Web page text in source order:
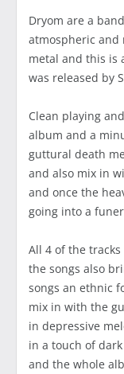
Dryom are a
atmospheric and
metal and this is
was released by
Clean playing
album and a
guttural death
and also mix in
and once the
going into a
All 4 of the
the songs also
songs an ethnic
mix in with the
in depressive
in a touch of
and the whole